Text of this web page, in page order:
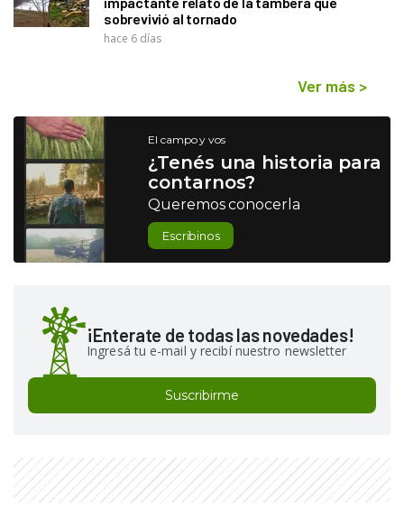
sobrevivió al tornado
hace 6 días
Ver más >
El campo y vos
¿Tenés una historia para
contarnos?
Queremos conocerla
Escribinos
¡Enterate de todas las novedades!
Ingresá tu e-mail y recibí nuestro newsletter
Suscribirme